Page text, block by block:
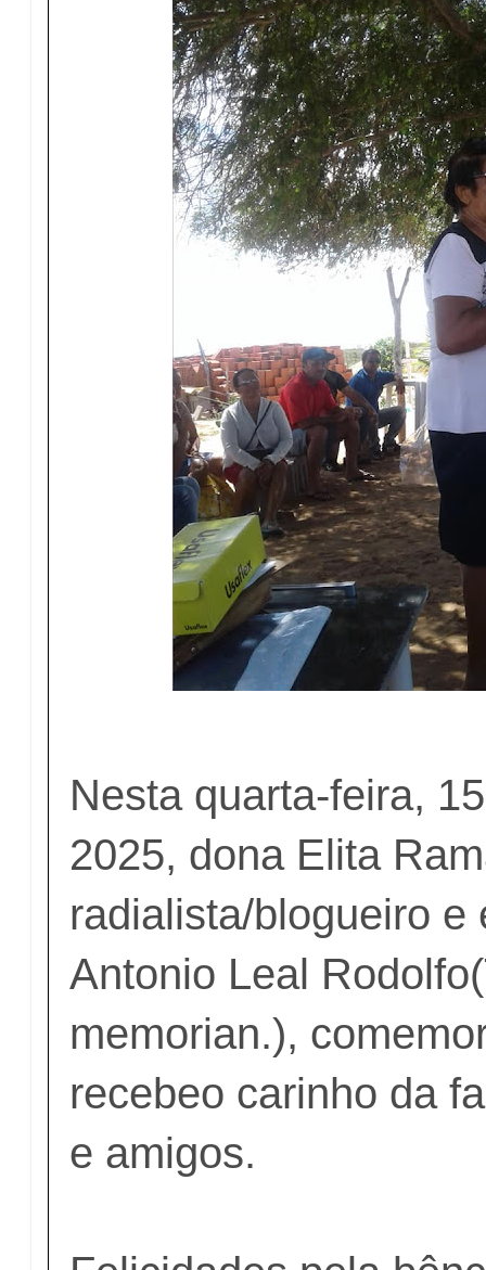
Nesta quarta-feira,
2025, dona Elita
radialista/blogueiro e
Antonio Leal
memorian.),
recebeo carinho da
e amigos.